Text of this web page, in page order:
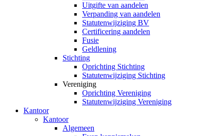
Uitgifte van aandelen
Verpanding van aandelen
Statutenwijziging BV
Certificering aandelen
Fusie
Geldlening
Stichting
Oprichting Stichting
Statutenwijziging Stichting
Vereniging
Oprichting Vereniging
Statutenwijziging Vereniging
Kantoor
Kantoor
Algemeen